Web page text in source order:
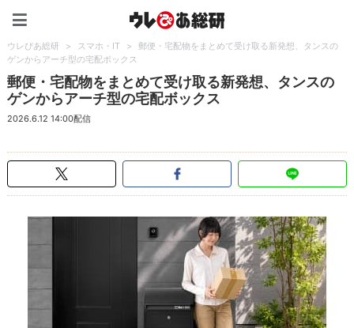
ウレぴあ総研 > スマホ・IT >
郵便・宅配物をまとめて受け取る新発想、タンスの
ゲンからアーチ型の宅配ボックス
郵便・宅配物をまとめて受け取る新発想、タンスの
ゲンからアーチ型の宅配ボックス
2026.6.12 14:00配信